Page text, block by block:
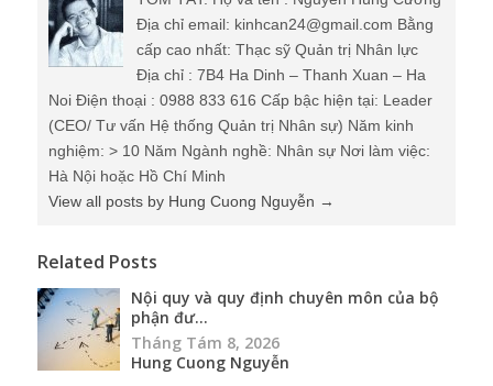
Địa chỉ email: kinhcan24@gmail.com Bằng
cấp cao nhất: Thạc sỹ Quản trị Nhân lực
Địa chỉ : 7B4 Ha Dinh – Thanh Xuan – Ha
Noi Điện thoại : 0988 833 616 Cấp bậc hiện tại: Leader
(CEO/ Tư vấn Hệ thống Quản trị Nhân sự) Năm kinh
nghiệm: > 10 Năm Ngành nghề: Nhân sự Nơi làm việc:
Hà Nội hoặc Hồ Chí Minh
View all posts by Hung Cuong Nguyễn →
Related Posts
Nội quy và quy định chuyên môn của bộ
phận đư...
Tháng Tám 8, 2026
Hung Cuong Nguyễn